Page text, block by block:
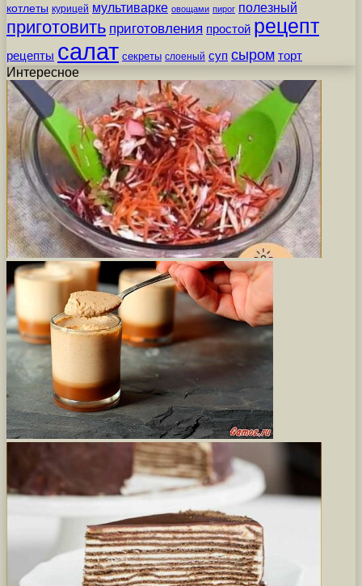
котлеты курицей мультиварке овощами пирог полезный
приготовить приготовления простой рецепт
рецепты салат секреты слоеный суп сыром торт
Интересное